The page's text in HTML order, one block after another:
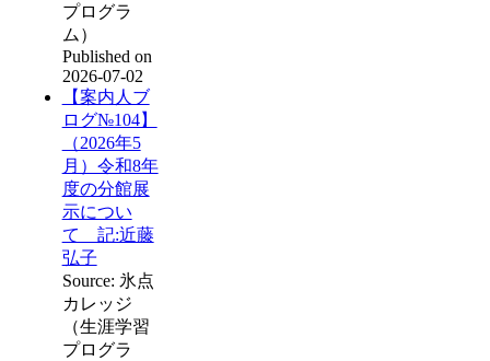
プログラ
ム）
Published on
2026-07-02
【案内人ブ
ログ№104】
（2026年5
月）令和8年
度の分館展
示につい
て 記:近藤
弘子
Source: 氷点
カレッジ
（生涯学習
プログラ